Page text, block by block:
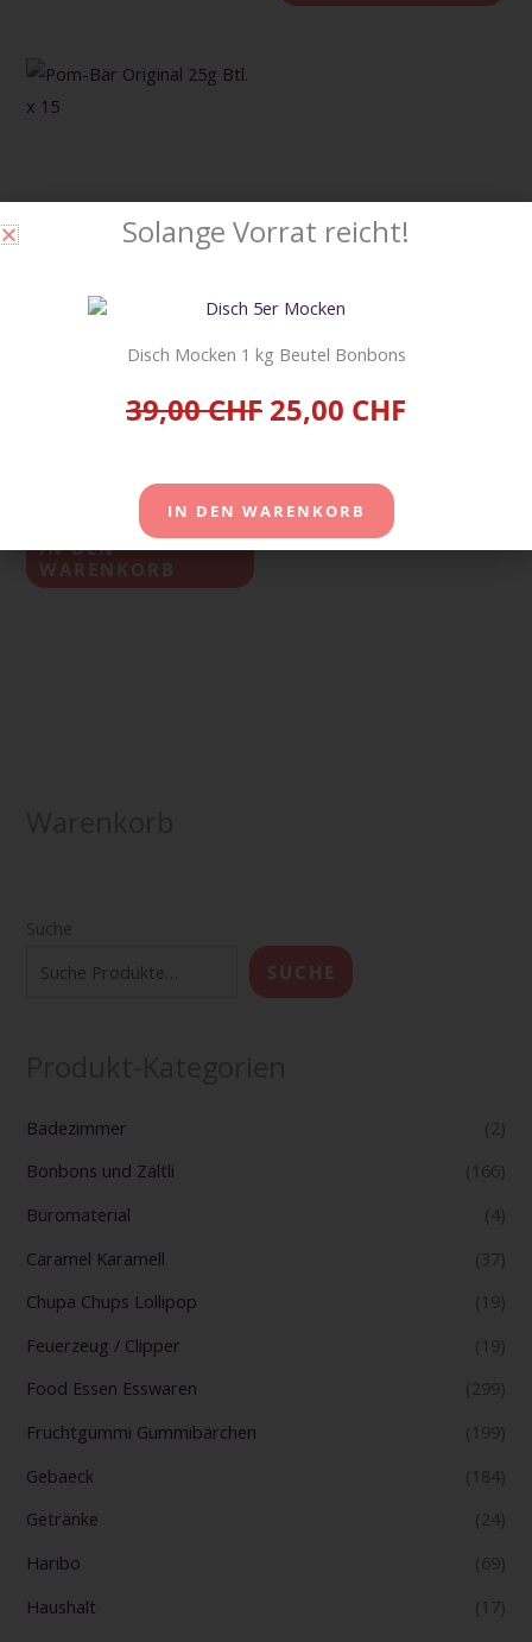
IN DEN
WARENKORB
Suche
SUCHE
Badezimmer
(2)
Bonbons und Zältli
(166)
Büromaterial
(4)
Caramel Karamell
(37)
Chupa Chups Lollipop
(19)
Feuerzeug / Clipper
(19)
Food Essen Esswaren
(299)
Fruchtgummi Gummibärchen
(199)
Gebaeck
(184)
Getränke
(24)
Haribo
(69)
Haushalt
(17)
Solange Vorrat reicht!
Disch Mocken 1 kg Beutel Bonbons
39,00 CHF 25,00 CHF
IN DEN WARENKORB